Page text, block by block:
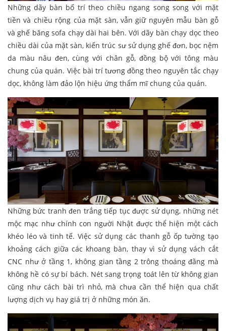
Những dãy bàn bố trí theo chiều ngang song song với mặt
tiền và chiều rộng của mặt sàn, vẫn giữ nguyên mẫu bàn gỗ
và ghế băng sofa chạy dài hai bên. Với dãy bàn chạy dọc theo
chiều dài của mặt sàn, kiến trúc sư sử dụng ghế đơn, bọc nệm
da màu nâu đen, cùng với chân gỗ, đồng bộ với tông màu
chung của quán. Việc bài trí tương đồng theo nguyên tắc chạy
dọc, không làm đảo lộn hiệu ứng thẩm mĩ chung của quán.
Những bức tranh đen trắng tiếp tục được sử dụng, những nét
mộc mạc như chính con người Nhật được thể hiện một cách
khéo léo và tinh tế. Việc sử dụng các thanh gỗ ốp tường tạo
khoảng cách giữa các khoang bàn, thay vì sử dụng vách cắt
CNC như ở tầng 1, không gian tầng 2 trông thoáng đãng mà
không hề có sự bí bách. Nét sang trọng toát lên từ không gian
cũng như cách bài trì nhỏ, mà chưa cần thể hiện qua chất
lượng dịch vụ hay giá trị ở những món ăn.